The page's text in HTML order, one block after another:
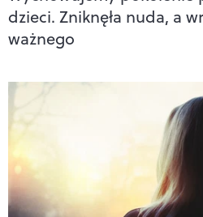
dzieci. Zniknęła nuda, a
ważnego